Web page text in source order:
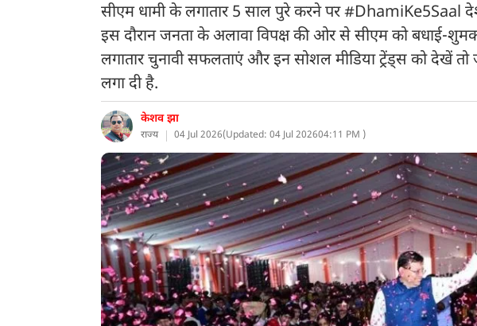
सीएम धामी के लगातार 5 साल पुरे करने पर #DhamiKe5Saal
इस दौरान जनता के अलावा विपक्ष की ओर से सीएम को बधाई-
लगातार चुनावी सफलताएं और इन सोशल मीडिया ट्रेंड्स को देखें
लगा दी है.
केशव झा
राज्य 04 Jul 2026(Updated: 04 Jul 202604:11 PM )